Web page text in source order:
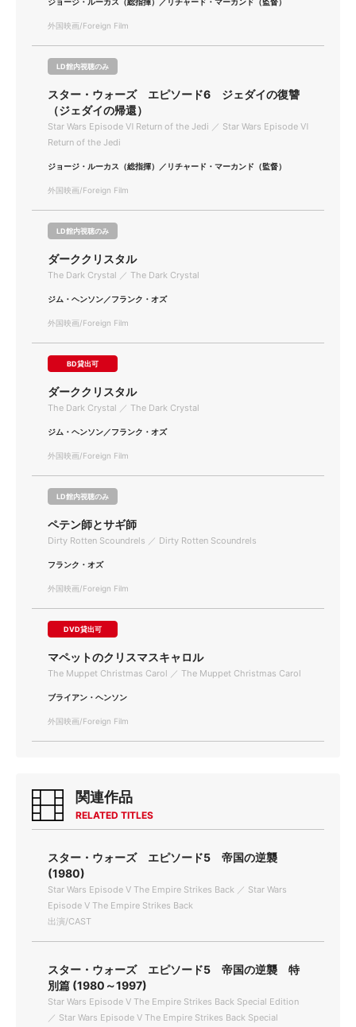
外国映画/Foreign Film
LD館内視聴のみ
スター・ウォーズ エピソード6 ジェダイの復讐
（ジェダイの帰還）
Star Wars Episode Ⅵ Return of the Jedi ／ Star Wars Episode Ⅵ
Return of the Jedi
ジョージ・ルーカス（総指揮）／リチャード・マーカンド（監督）
外国映画/Foreign Film
LD館内視聴のみ
ダーククリスタル
The Dark Crystal ／ The Dark Crystal
ジム・ヘンソン／フランク・オズ
外国映画/Foreign Film
BD貸出可
ダーククリスタル
The Dark Crystal ／ The Dark Crystal
ジム・ヘンソン／フランク・オズ
外国映画/Foreign Film
LD館内視聴のみ
ペテン師とサギ師
Dirty Rotten Scoundrels ／ Dirty Rotten Scoundrels
フランク・オズ
外国映画/Foreign Film
DVD貸出可
マペットのクリスマスキャロル
The Muppet Christmas Carol ／ The Muppet Christmas Carol
ブライアン・ヘンソン
外国映画/Foreign Film
関連作品
RELATED TITLES
スター・ウォーズ エピソード5 帝国の逆襲
(1980)
Star Wars Episode Ⅴ The Empire Strikes Back ／ Star Wars
Episode Ⅴ The Empire Strikes Back
出演/CAST
スター・ウォーズ エピソード5 帝国の逆襲 特
別篇 (1980～1997)
Star Wars Episode Ⅴ The Empire Strikes Back Special Edition
／ Star Wars Episode Ⅴ The Empire Strikes Back Special